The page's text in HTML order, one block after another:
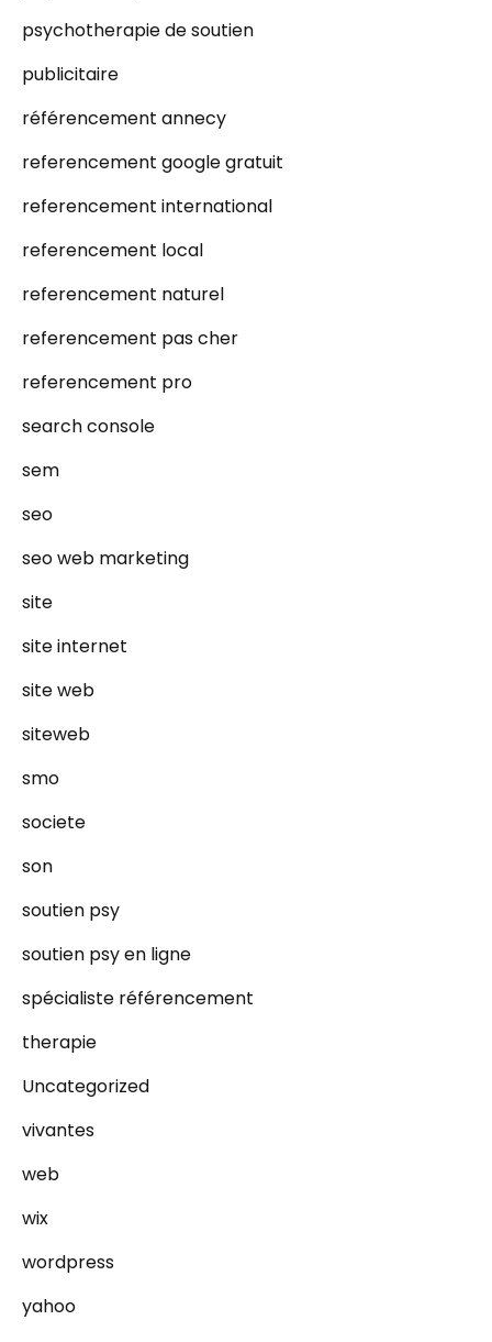
psychotherapie de soutien
publicitaire
référencement annecy
referencement google gratuit
referencement international
referencement local
referencement naturel
referencement pas cher
referencement pro
search console
sem
seo
seo web marketing
site
site internet
site web
siteweb
smo
societe
son
soutien psy
soutien psy en ligne
spécialiste référencement
therapie
Uncategorized
vivantes
web
wix
wordpress
yahoo